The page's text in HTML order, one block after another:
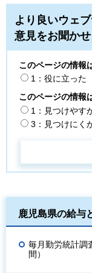
より良いウェ
意見をお聞か
このページの情報
1：役に立った
このページの情報
1：見つけやす
3：見つけにく
鹿児島県の給与
毎月勤労統計調
間）